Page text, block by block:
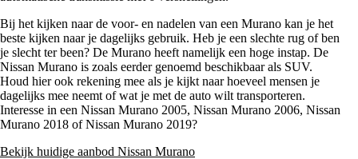
Bij het kijken naar de voor- en nadelen van een Murano kan je het
beste kijken naar je dagelijks gebruik. Heb je een slechte rug of ben
je slecht ter been? De Murano heeft namelijk een hoge instap. De
Nissan Murano is zoals eerder genoemd beschikbaar als SUV.
Houd hier ook rekening mee als je kijkt naar hoeveel mensen je
dagelijks mee neemt of wat je met de auto wilt transporteren.
Interesse in een Nissan Murano 2005, Nissan Murano 2006, Nissan
Murano 2018 of Nissan Murano 2019?
Bekijk huidige aanbod Nissan Murano